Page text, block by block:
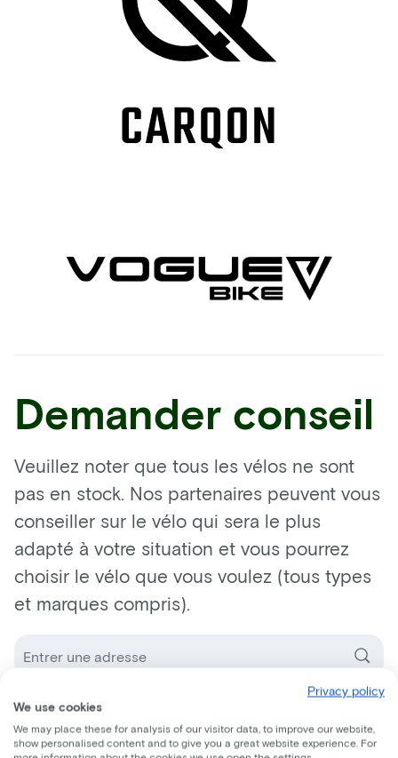
Demander conseil
Veuillez noter que tous les vélos ne sont
pas en stock. Nos partenaires peuvent vous
conseiller sur le vélo qui sera le plus
adapté à votre situation et vous pourrez
choisir le vélo que vous voulez (tous types
et marques compris).
Choissisez un revendeur de vélos
Privacy policy
We use cookies
We may place these for analysis of our visitor data, to improve our website,
show personalised content and to give you a great website experience. For